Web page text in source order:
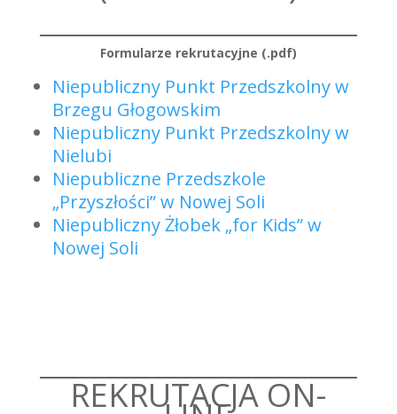
Formularze rekrutacyjne (.pdf)
Niepubliczny Punkt Przedszkolny w
Brzegu Głogowskim
Niepubliczny Punkt Przedszkolny w
Nielubi
Niepubliczne Przedszkole
„Przyszłości” w Nowej Soli
Niepubliczny Żłobek „for Kids” w
Nowej Soli
REKRUTACJA ON-